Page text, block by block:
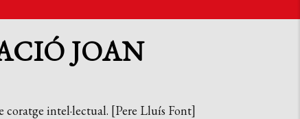
JOAN
coratge intel·lectual. [Pere Lluís Font]